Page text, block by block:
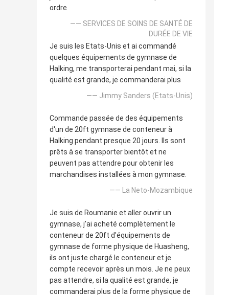
ordre
—— SERVICES DE SOINS DE SANTÉ DE
DURÉE DE VIE
Je suis les Etats-Unis et ai commandé
quelques équipements de gymnase de
Halking, me transporterai pendant mai, si la
qualité est grande, je commanderai plus
—— Jimmy Sanders (Etats-Unis)
Commande passée de des équipements
d'un de 20ft gymnase de conteneur à
Halking pendant presque 20 jours. Ils sont
prêts à se transporter bientôt et ne
peuvent pas attendre pour obtenir les
marchandises installées à mon gymnase.
—— La Neto-Mozambique
Je suis de Roumanie et aller ouvrir un
gymnase, j'ai acheté complètement le
conteneur de 20ft d'équipements de
gymnase de forme physique de Huasheng,
ils ont juste chargé le conteneur et je
compte recevoir après un mois. Je ne peux
pas attendre, si la qualité est grande, je
commanderai plus de la forme physique de